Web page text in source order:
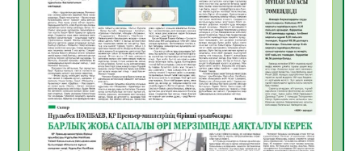
05.08.2026
29
Руслан Рүстемұлы облыс әкімінің
кеңесшісі болып тағайындалды
05.08.2026
25
Цифрландыру саласын дамыту аясында
салынатын жаңа орталықтың жобасы
талқыланды